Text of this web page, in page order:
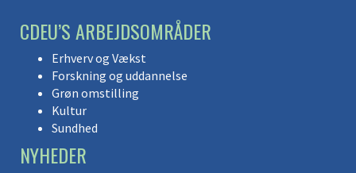
CDEU’S ARBEJDSOMRÅDER
Erhverv og Vækst
Forskning og uddannelse
Grøn omstilling
Kultur
Sundhed
NYHEDER